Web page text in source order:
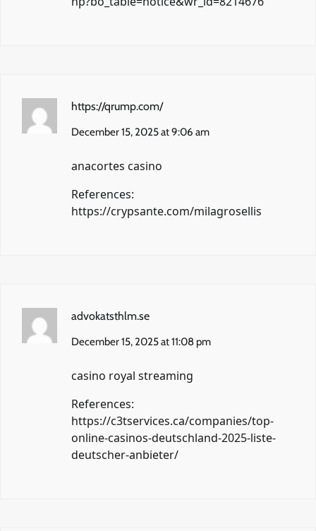
https://qrump.com/
December 15, 2025 at 9:06 am
anacortes casino
References:
https://crypsante.com/milagrosellis
advokatsthlm.se
December 15, 2025 at 11:08 pm
casino royal streaming
References:
https://c3tservices.ca/companies/top-
online-casinos-deutschland-2025-liste-
deutscher-anbieter/